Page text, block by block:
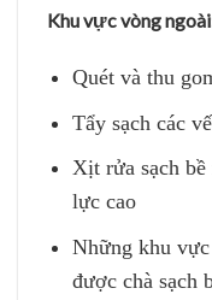
Khu vực vòng
Quét và thu
Tẩy sạch các
Xịt rửa sạch bề
lực cao
Những khu vực
được chà sạch